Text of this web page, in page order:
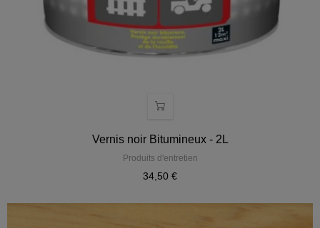
Vernis noir Bitumineux - 2L
Produits d'entretien
34,50 €